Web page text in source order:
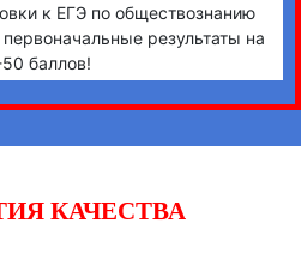
к ЕГЭ по обществознанию
результаты на
баллов!
КАЧЕСТВА